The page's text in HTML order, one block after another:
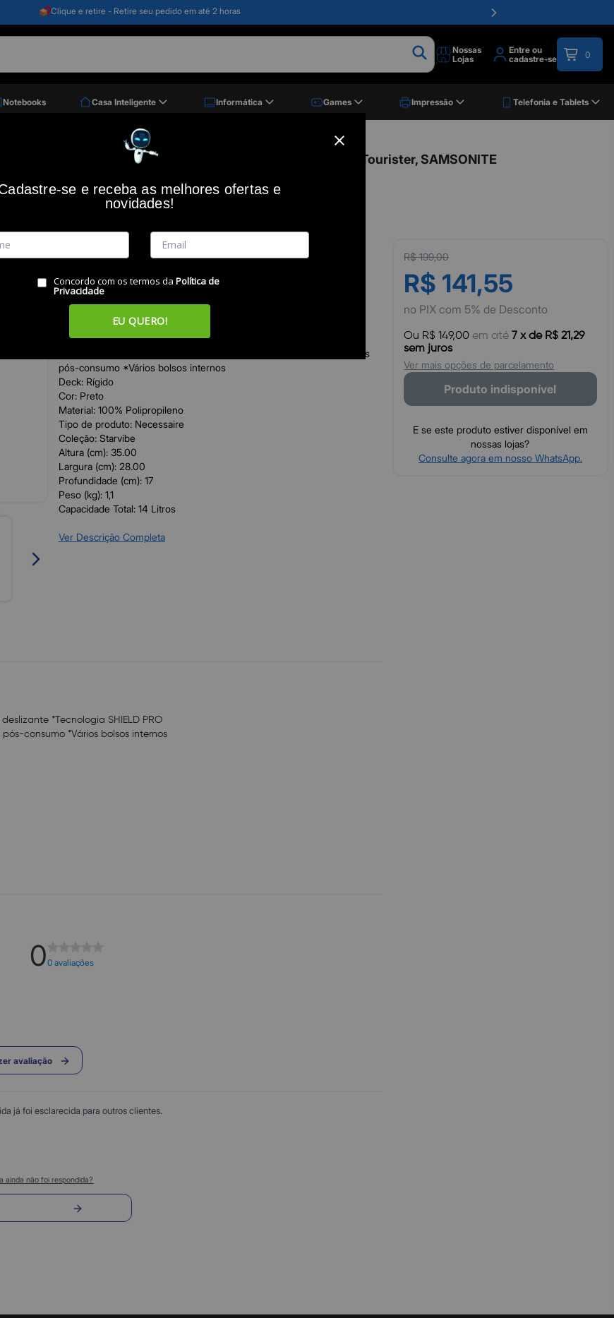
Clique e retire - Retire seu pedido em até 2 horas
Nossas
Lojas
Entre ou
cadastre-se
0
Notebooks Casa Inteligente Informática Games Impressão Telefonia e Tablets
Frasqueira Beauty Case Starvibe, Preto, American Tourister, Samsonite
R$ 199,00
R$ 141,55
no PIX com 5% de Desconto
Ou R$ 149,00em até 7 x de R$ 21,29
sem juros
Ver mais opções de parcelamento
Produto indisponível
E se este produto estiver disponível em
nossas lojas?
Consulte agora em nosso WhatsApp.
Frasqueira Beauty Case Starvibe, Preto, American Tourister, SAMSONITE
Vendido e Entregue por:Miranda
RESUMO DO PRODUTO
Exterior : *Alça Stackit™ *Alça removível e ajustável *Alça superior
*Trava deslizante *Tecnologia SHIELD PRO
Interior: Confeccionada com 100% de garrafas plásticas PET recicladas
pós-consumo *Vários bolsos internos
Deck: Rígido
Cor: Preto
Material: 100% Polipropileno
Tipo de produto: Necessaire
Coleção: Starvibe
Altura (cm): 35.00
Largura (cm): 28.00
Profundidade (cm): 17
Peso (kg): 1,1
Capacidade Total: 14 Litros
Ver Descrição Completa
*Tecnologia SHIELD PRO
consumo *Vários bolsos internos
00 avaliações
avaliação
já foi esclarecida para outros clientes.
ainda não foi respondida?
se e receba as melhores ofertas e
novidades!
Concordo com os termos da Política de
Privacidade
EU QUERO!